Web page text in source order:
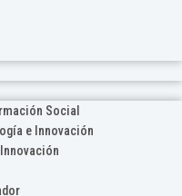
Social
e Innovación